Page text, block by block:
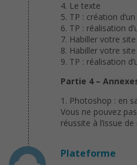
4. Le texte
5. TP : création
6. TP : réalisation
7. Habiller votre
8. Habiller votre
9. TP : réalisation
Partie 4 –
1. Photoshop : en
Vous ne pouvez
réussite à l’issue
Plateforme